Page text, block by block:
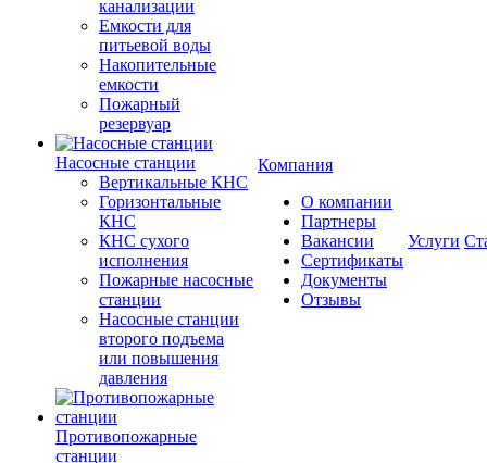
канализации
Емкости для
питьевой воды
Накопительные
емкости
Пожарный
резервуар
Насосные станции
Вертикальные КНС
Горизонтальные
КНС
КНС сухого
исполнения
Пожарные насосные
станции
Насосные cтанции
второго подъема
или повышения
давления
Противопожарные
станции
Компания
О компании
Партнеры
Вакансии
Сертификаты
Документы
Отзывы
Услуги